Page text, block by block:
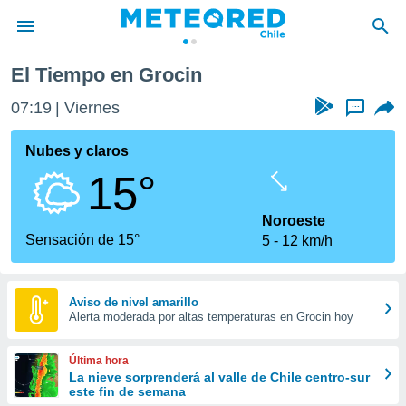
de
por
que se
calidad.
a este
las
y
forma
digital
basada
El Tiempo en Grocin
07:19 Viernes ...
Nubes y claros
15°
Sensación de 15°
Noroeste
5
12 km/h
Aviso de nivel amarillo
Alerta moderada por altas temperaturas en Grocin hoy
Última hora
La nieve sorprenderá al valle de Chile centro-sur
este fin de semana